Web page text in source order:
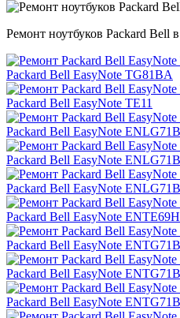
Ремонт ноутбуков Packard Bell
Packard Bell EasyNote TG81BA
Packard Bell EasyNote TE11
Packard Bell EasyNote
Packard Bell EasyNote
Packard Bell EasyNote
Packard Bell EasyNote
Packard Bell EasyNote
Packard Bell EasyNote
Packard Bell EasyNote